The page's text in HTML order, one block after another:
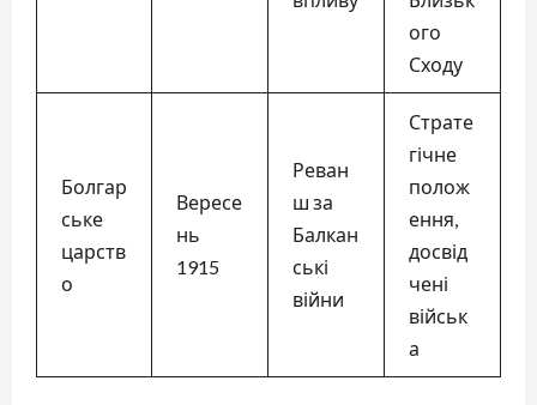
ого
Сходу
Болгар
ське
царств
о
Вересе
нь
1915
Реван
ш за
Балкан
ські
війни
Страте
гічне
полож
ення,
досвід
чені
військ
а